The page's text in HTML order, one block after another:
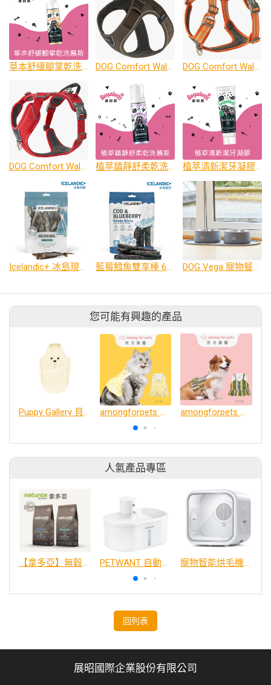
草本舒緩腳掌乾洗慕斯 (犬貓適用) DOG Comfort Walk Go 胸背帶(中小型犬專用) 尺寸: XXS~M DOG Comfort Walk Air 胸背帶 (戶外運動首選) 尺寸: XS~XL
DOG Comfort Walk Pro 胸背帶(防暴衝旗艦款) 尺寸: XS~XL 植萃鎮靜舒柔乾洗慕斯(犬用) 植萃清新潔牙凝膠(犬貓適用)
DOG Vega 寵物餐碗、餐碗墊
您可能有興趣的產品
Puppy Gallery 貝爾熊涼感背心 amongforpets 胸背衣與牽繩 amongforpets 胸背衣與牽繩
人氣產品專區
【拿多亞】無穀低敏 犬糧 PETWANT 自動感應無線寵物飲水機 W4-L 寵物智能烘毛機75L
回列表
展昭國際企業股份有限公司